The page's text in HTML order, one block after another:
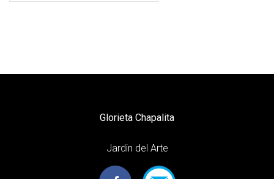
Glorieta Chapalita
Jardin del Arte